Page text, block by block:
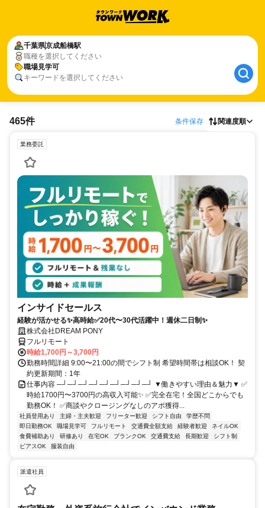
千葉県京成船橋駅
職種を選択してください
職場見学可
キーワードを選択してください
465件 条件保存 関連度順
業務委託
インサイドセールス
経験が活かせる✨高時給✅20代〜30代活躍中！週休二日制✨
株式会社DREAM PONY
フルリモート
時給1,700円～3,700円
勤務時間詳細 9:00〜21:00の間でシフト制 希望時間帯は相談OK！ 契
約更新期間：1年
仕事内容 ─┘─┘─┘─┘─┘─┘─┘─┘─┘ ▼働きやすい理由＆魅力▼ ✅
時給1700円〜3700円の高収入可能✨ ✅完全在宅！全国どこからでも
勤務OK！ ✅商談やクロージングなしのアポ獲得...
社員登用あり 主婦・主夫歓迎 フリーター歓迎 シフト自由
学歴不問
即日勤務OK
職場見学可 フルリモート 交通費全額支給 経験者歓迎
ネイルOK
食費補助あり
研修あり 在宅OK ブランクOK 交通費支給 長期歓迎
シフト制
ピアスOK
服装自由
派遣社員